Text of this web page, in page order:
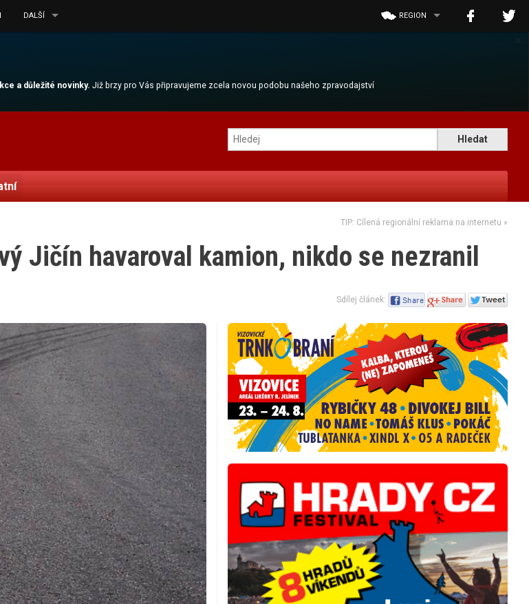
a důležité novinky.Již brzy pro Vás připravujeme zcela novou podobu našeho zpravodajství
DALŠÍ REGION
TIP: Cílená regionální reklama na internetu »
Jičín havaroval kamion, nikdo se nezranil
Sdílej článek: